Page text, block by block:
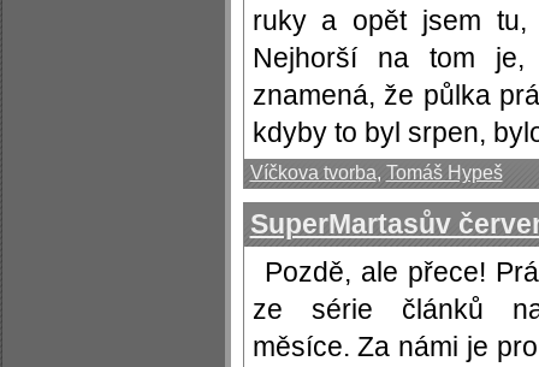
ruky a opět jsem tu,
Nejhorší na tom
znamená, že půlka
kdyby to byl srpen,
Víčkova tvorba, Tomáš Hypeš
SuperMartasův
Pozdě, ale přece!
ze série článků
měsíce. Za námi je